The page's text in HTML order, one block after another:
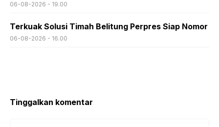
06-08-2026 - 19.00
Terkuak Solusi Timah Belitung Perpres Siap Nomor
06-08-2026 - 16.00
Tinggalkan komentar